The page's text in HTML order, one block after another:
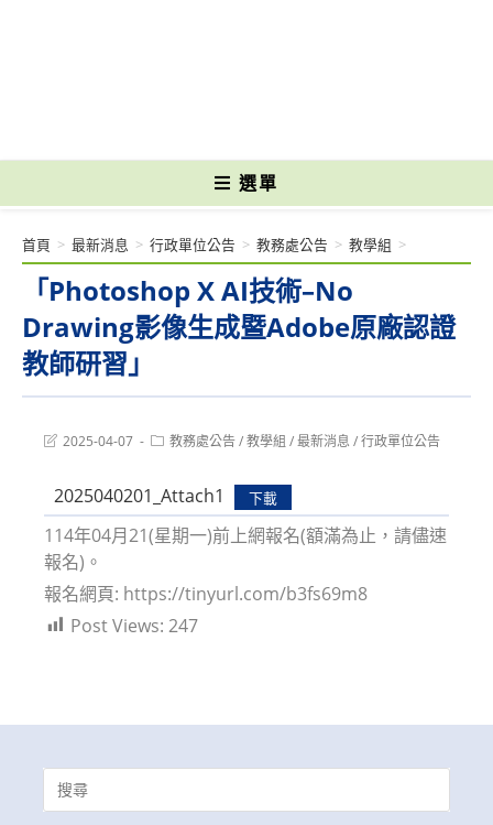
選單
「Photoshop X AI技術–No
Drawing影像生成暨Adobe原廠認證
教師研習」
首頁 > 最新消息 > 行政單位公告 > 教務處公告 > 教學組 >
Post2025-04-07
Post教務處公告/教學組 /最新消息 /行政單位公告
2025040201_Attach1 下載
114年04月21(星期一)前上網報名(額滿為止，請儘速
報名)。
報名網頁: https://tinyurl.com/b3fs69m8
Post Views: 247
Search
for: